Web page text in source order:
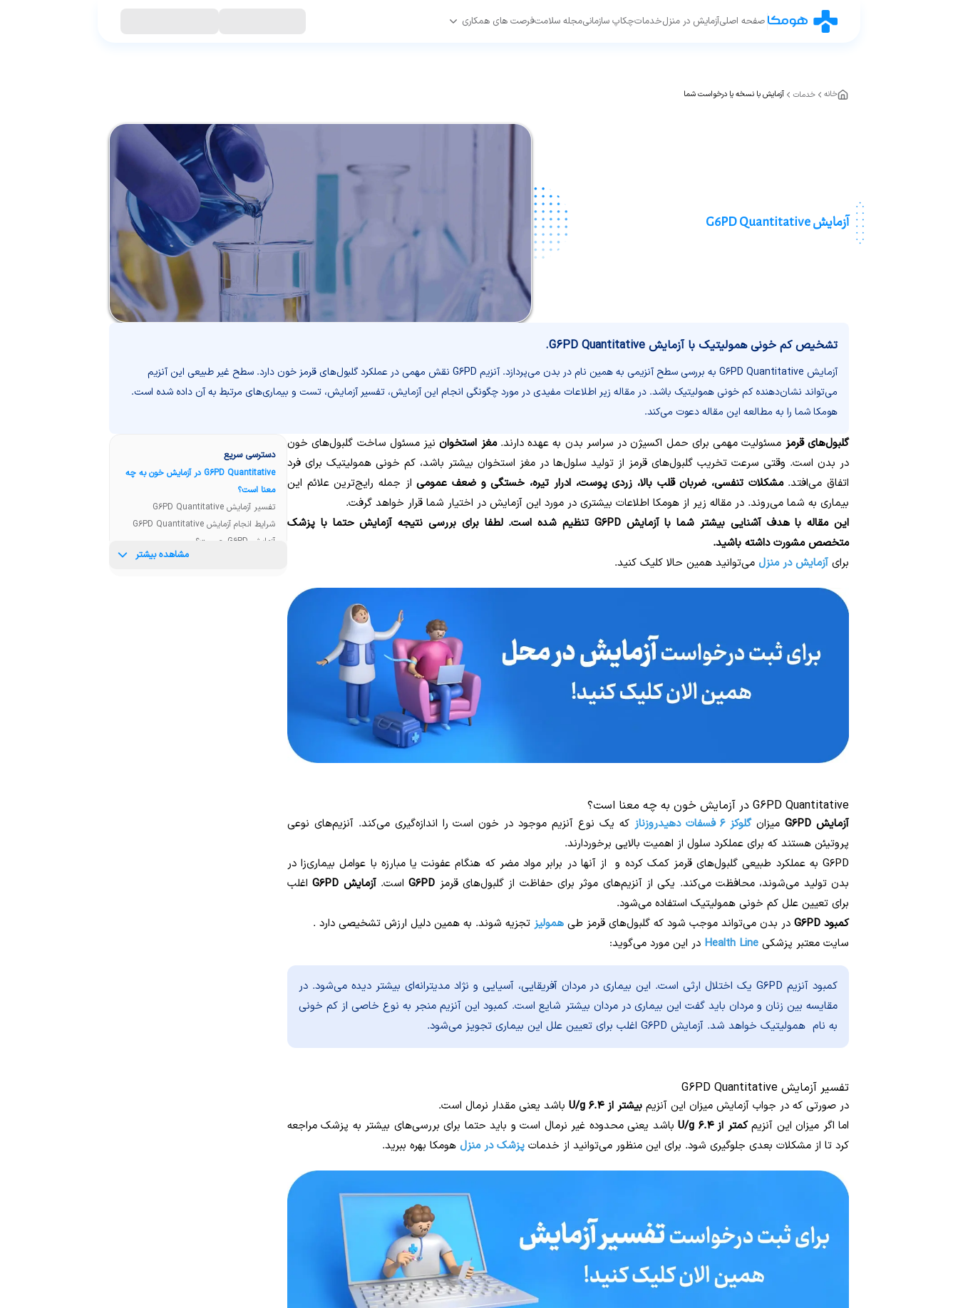
صفحه اصلیآزمایش در منزلخدماتچکاپ سازمانیمجله سلامتفرصت های همکاری
خانه خدمات آزمایش با نسخه یا درخواست شما
آزمایش G6PD Quantitative
تشخیص کم خونی همولیتیک با آزمایش G6PD Quantitative.
آزمایش G6PD Quantitative به بررسی سطح آنزیمی به همین نام در بدن می‌پردازد. آنزیم G6PD نقش مهمی در عملکرد گلبول‌های قرمز خون دارد. سطح غیر طبیعی این آنزیم
می‌تواند نشان‌دهنده کم خونی همولیتیک باشد. در مقاله زیر اطلاعات مفیدی در مورد چگونگی انجام این آزمایش،‌ تفسیر آزمایش،‌ تست و بیماری‌های مرتبط به آن داده شده است.
هومکا شما را به مطالعه این مقاله دعوت می‌کند.
گلبول‌های قرمز مسئولیت مهمی برای حمل اکسیژن در سراسر بدن به عهده دارند.مغز استخواننیز مسئول ساخت گلبول‌های خون
در بدن است. وقتی سرعت تخریب گلبول‌های قرمز از تولید سلول‌ها در مغز استخوان بیشتر باشد، کم خونی همولیتیک برای فرد
اتفاق می‌افتد.مشکلات تنفسی، ضربان قلب بالا،‌ زردی پوست،‌ ادرار تیره، خستگی و ضعف عمومیاز جمله رایج‌ترین علائم این
بیماری به شما می‌روند. در مقاله زیر از هومکا اطلاعات بیشتری در مورد این آزمایش در اختیار شما قرار خواهد گرفت.
این مقاله با هدف آشنایی بیشتر شما با آزمایش G6PD تنظیم شده است. لطفا برای بررسی نتیجه آزمایش حتما با پزشک
متخصص مشورت داشته باشید.
برای آزمایش در منزل می‌توانید همین حالا کلیک کنید.
G6PD Quantitative در آزمایش خون به چه معنا است؟
آزمایش G6PD میزانگلوکز ۶ فسفات دهیدروزناز
که یک نوع آنزیم موجود در خون است را اندازه‌گیری می‌کند. آنزیم‌های نوعی
پروتیئن هستند که برای عملکرد سلول از اهمیت بالایی برخوردارند.
G6PD به عملکرد طبیعی گلبول‌های قرمز کمک کرده و از آنها در برابر مواد مضر که هنگام عفونت یا مبارزه با عوامل بیماری‌زا در
بدن تولید می‌شوند، محافظت می‌کند. یکی از آنزیم‌های موثر برای حفاظت از گلبول‌های قرمز G6PD است.آزمایش G6PD
اغلب
برای تعیین علل کم خونی همولیتیک استفاده می‌شود.
کمبود G6PD
در بدن می‌تواند موجب شود که گلبول‌های قرمز طی همولیز تجزیه شوند. به همین دلیل ارزش تشخیصی دارد .
سایت معتبر پزشکی Health Line در این مورد می‌گوید:
کمبود آنزیم G6PD یک اختلال ارثی است. این بیماری در مردان آفریقایی، آسیایی و نژاد مدیترانه‌ای بیشتر دیده می‌شود. در
مقایسه بین زنان و مردان باید گفت این بیماری در مردان بیشتر شایع است. کمبود این آنزیم منجر به نوع خاصی از کم خونی
به نام همولیتیک خواهد شد. آزمایش G6PD اغلب برای تعیین علل این بیماری تجویز می‌شود.
تفسیر آزمایش G6PD Quantitative
در صورتی که در جواب آزمایش میزان این آنزیم بیشتر از ۶.۴ U/g
باشد یعنی مقدار نرمال است.
اما اگر میزان این آنزیمکمتر از ۶.۴ U/g
باشد یعنی محدوده غیر نرمال است و باید حتما برای بررسی‌های بیشتر به پزشک مراجعه
کرد تا از مشکلات بعدی جلوگیری شود. برای این منظور می‌توانید از خدمات پزشک در منزل هومکا بهره ببرید.
دسترسی سریع
G6PD Quantitative در آزمایش خون به چه
معنا است؟
تفسیر آزمایش G6PD Quantitative
شرایط انجام آزمایش G6PD Quantitative
آزمایش G6PD چیست؟
مشاهده بیشتر